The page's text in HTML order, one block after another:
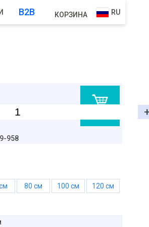
B2B КОРЗИНА RU
958
80 см 100 см
120 см